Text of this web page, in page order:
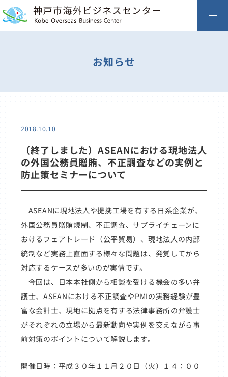
お知らせ
2018.10.10
（終了しました）ASEANにおける現地法人
の外国公務員贈賄、不正調査などの実例と
防止策セミナーについて
ASEANに現地法人や提携工場を有する日系企業が、
外国公務員贈賄規制、不正調査、サプライチェーンに
おけるフェアトレード（公平貿易）、現地法人の内部
統制など実務上直面する様々な問題は、発覚してから
対応するケースが多いのが実情です。
今回は、日本本社側から相談を受ける機会の多い弁
護士、ASEANにおける不正調査やPMIの実務経験が豊
富な会計士、現地に拠点を有する法律事務所の弁護士
がそれぞれの立場から最新動向や実例を交えながら事
前対策のポイントについて解説します。
開催日時：平成３０年１１月２０日（火）１４：００